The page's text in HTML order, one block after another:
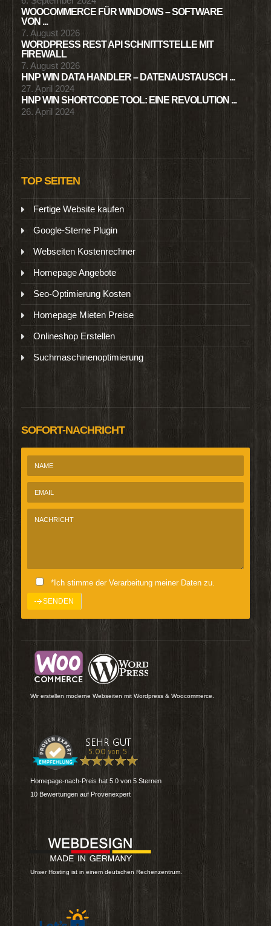
WOOCOMMERCE FÜR WINDOWS – SOFTWARE
VON ...
7. August 2026
WORDPRESS REST API SCHNITTSTELLE MIT
FIREWALL
7. August 2026
HNP WIN DATA HANDLER – DATENAUSTAUSCH ...
27. April 2024
HNP WIN SHORTCODE TOOL: EINE REVOLUTION ...
26. April 2024
TOP SEITEN
Fertige Website kaufen
Google-Sterne Plugin
Webseiten Kostenrechner
Homepage Angebote
Seo-Optimierung Kosten
Homepage Mieten Preise
Onlineshop Erstellen
Suchmaschinenoptimierung
SOFORT-NACHRICHT
*Ich stimme der Verarbeitung meiner Daten zu.
Wir erstellen moderne Webseiten mit Wordpress & Woocommerce.
Homepage-nach-Preis hat 5.0 von 5 Sternen
10 Bewertungen auf Provenexpert
Unser Hosting ist in einem deutschen Rechenzentrum.